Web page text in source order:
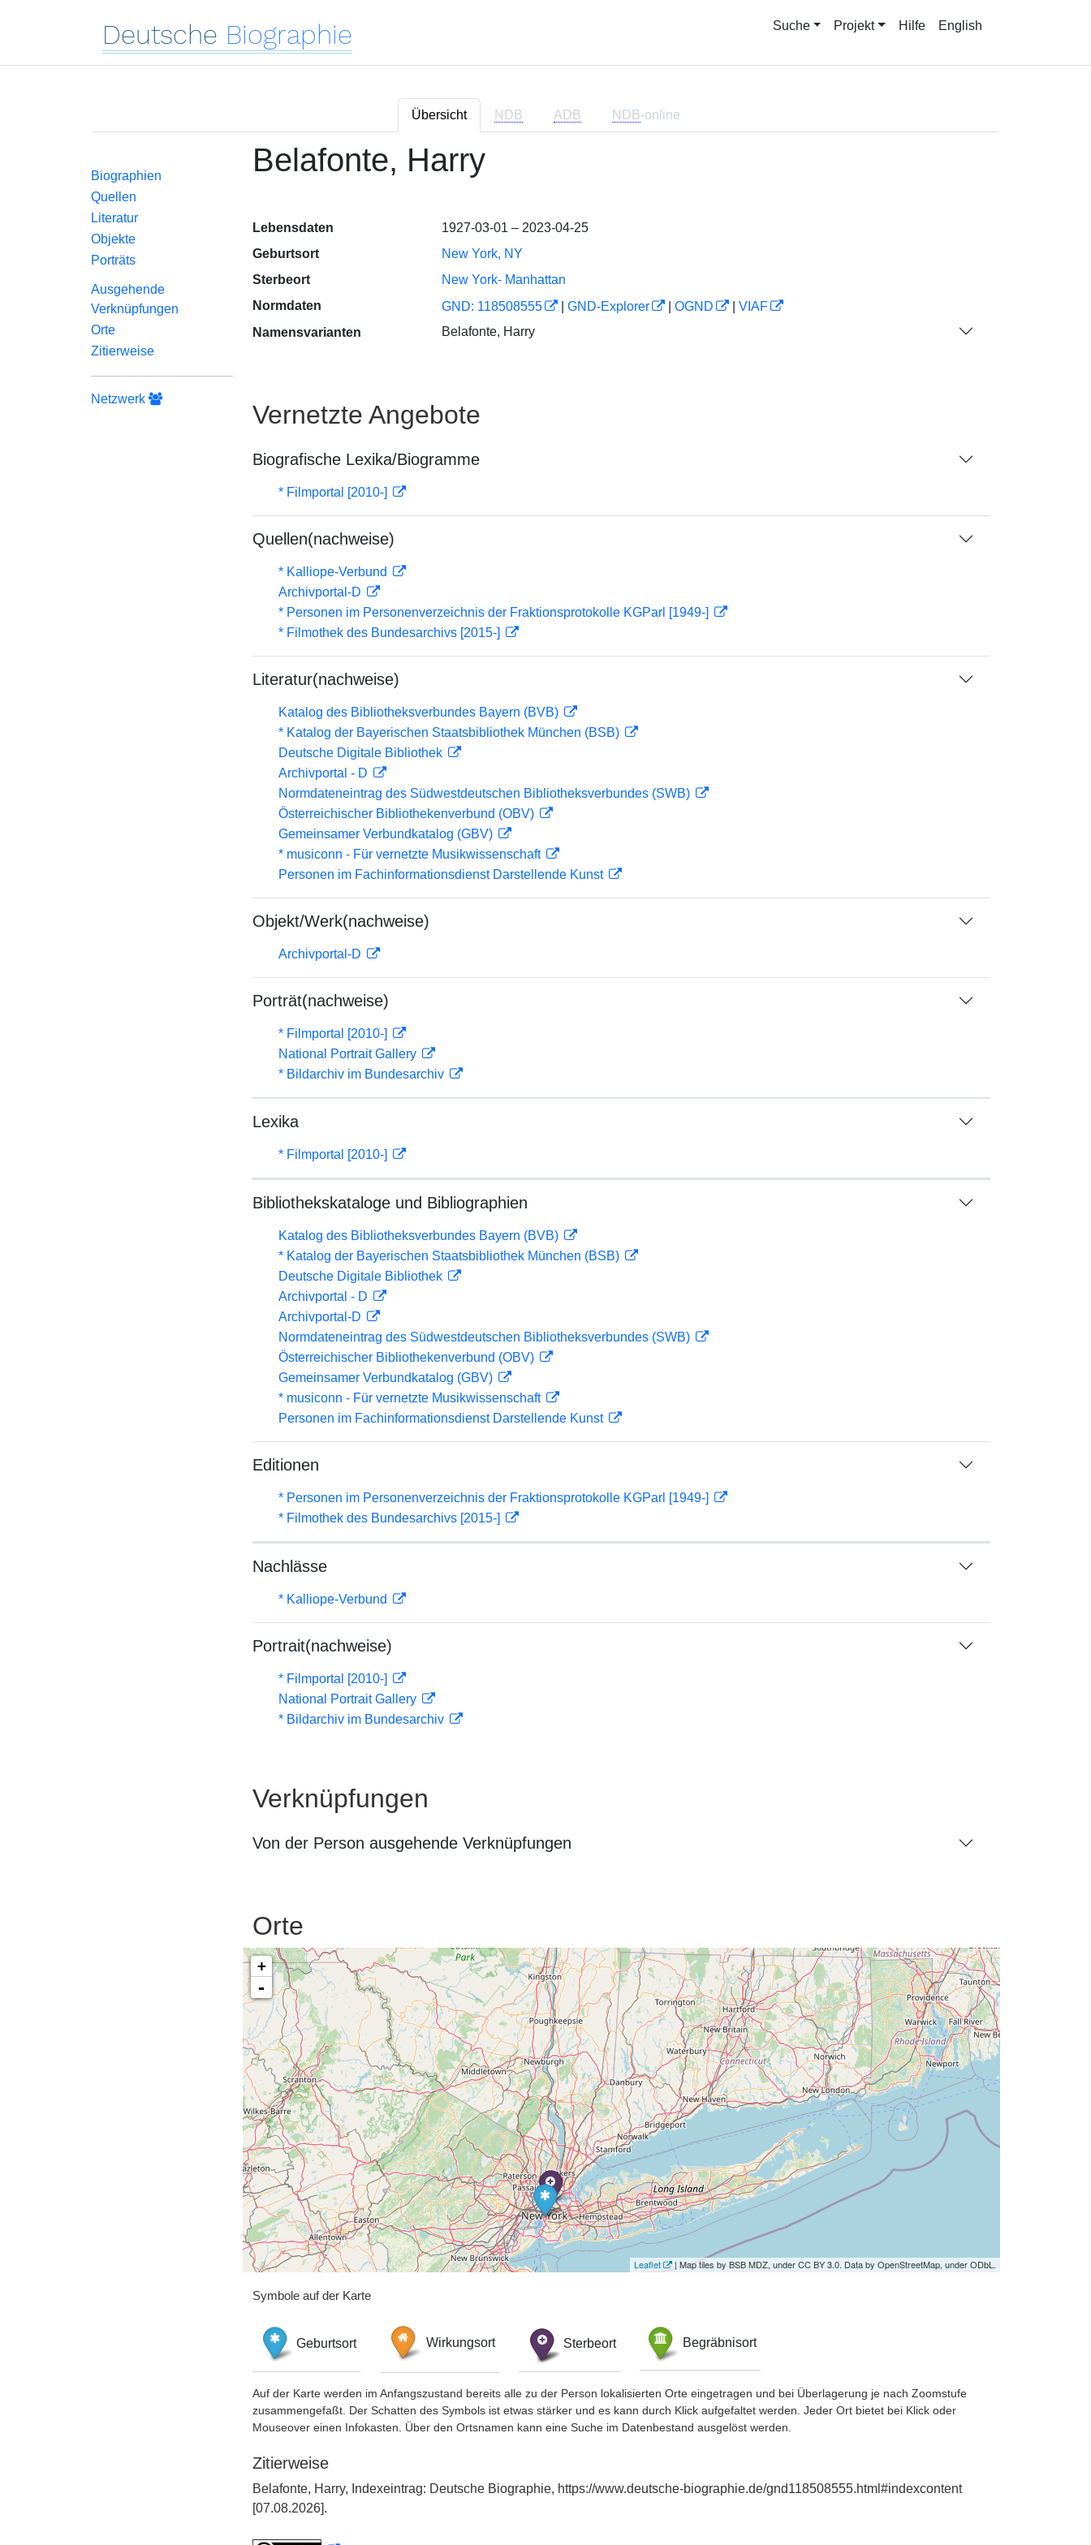
Deutsche Biographie Suche Projekt Hilfe English
Übersicht NDB ADB NDB-online
Biographien
Quellen
Literatur
Objekte
Porträts
Ausgehende
Verknüpfungen
Orte
Zitierweise
Netzwerk
Belafonte, Harry
Lebensdaten
1927-03-01 – 2023-04-25
Geburtsort
New York, NY
Sterbeort
New York- Manhattan
Normdaten
GND: 118508555 GND-Explorer OGND
VIAF
Namensvarianten
Belafonte, Harry
Vernetzte Angebote
Biografische Lexika/Biogramme
* Filmportal [2010-]
Quellen(nachweise)
* Kalliope-Verbund
Archivportal-D
* Personen im Personenverzeichnis der Fraktionsprotokolle KGParl [1949-]
* Filmothek des Bundesarchivs [2015-]
Literatur(nachweise)
Katalog des Bibliotheksverbundes Bayern (BVB)
* Katalog der Bayerischen Staatsbibliothek München (BSB)
Deutsche Digitale Bibliothek
Archivportal - D
Normdateneintrag des Südwestdeutschen Bibliotheksverbundes (SWB)
Österreichischer Bibliothekenverbund (OBV)
Gemeinsamer Verbundkatalog (GBV)
* musiconn - Für vernetzte Musikwissenschaft
Personen im Fachinformationsdienst Darstellende Kunst
Objekt/Werk(nachweise)
Archivportal-D
Porträt(nachweise)
* Filmportal [2010-]
National Portrait Gallery
* Bildarchiv im Bundesarchiv
Lexika
* Filmportal [2010-]
Bibliothekskataloge und Bibliographien
Katalog des Bibliotheksverbundes Bayern (BVB)
* Katalog der Bayerischen Staatsbibliothek München (BSB)
Deutsche Digitale Bibliothek
Archivportal - D
Archivportal-D
Normdateneintrag des Südwestdeutschen Bibliotheksverbundes (SWB)
Österreichischer Bibliothekenverbund (OBV)
Gemeinsamer Verbundkatalog (GBV)
* musiconn - Für vernetzte Musikwissenschaft
Personen im Fachinformationsdienst Darstellende Kunst
Editionen
* Personen im Personenverzeichnis der Fraktionsprotokolle KGParl [1949-]
* Filmothek des Bundesarchivs [2015-]
Nachlässe
* Kalliope-Verbund
Portrait(nachweise)
* Filmportal [2010-]
National Portrait Gallery
* Bildarchiv im Bundesarchiv
Verknüpfungen
Von der Person ausgehende Verknüpfungen
Orte
+
-
Leaflet | Map tiles by BSB MDZ, under CC BY 3.0. Data by OpenStreetMap, under ODbL.
Symbole auf der Karte
Geburtsort Wirkungsort Sterbeort Begräbnisort
Auf der Karte werden im Anfangszustand bereits alle zu der Person lokalisierten Orte eingetragen und bei Überlagerung je nach Zoomstufe
zusammengefaßt. Der Schatten des Symbols ist etwas stärker und es kann durch Klick aufgefaltet werden. Jeder Ort bietet bei Klick oder
Mouseover einen Infokasten. Über den Ortsnamen kann eine Suche im Datenbestand ausgelöst werden.
Zitierweise
Belafonte, Harry, Indexeintrag: Deutsche Biographie, https://www.deutsche-biographie.de/gnd118508555.html#indexcontent
[07.08.2026].